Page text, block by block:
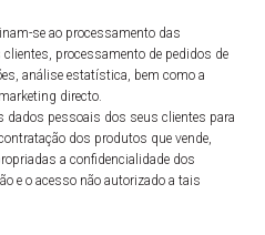
se ao processamento das
processamento de pedidos de
análise estatística, bem como a
directo.
dados pessoais dos seus clientes para
dos produtos que vende,
a confidencialidade dos
e o acesso não autorizado a tais